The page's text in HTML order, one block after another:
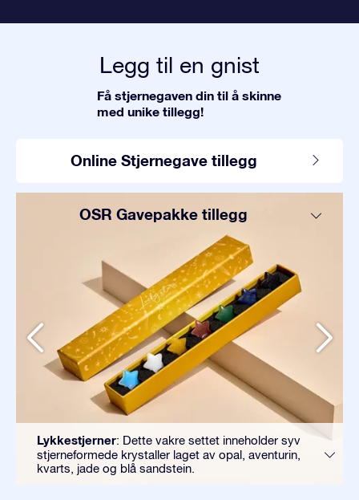
Legg til en gnist
Få stjernegaven din til å skinne
med unike tillegg!
Online Stjernegave tillegg
OSR Gavepakke tillegg
Lykkestjerner: Dette vakre settet inneholder syv
stjerneformede krystaller laget av opal, aventurin,
kvarts, jade og blå sandstein.